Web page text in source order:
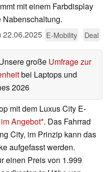
mit einem Farbdisplay
Nabenschaltung.
22.06.2025 E-Mobility Deal
große Umfrage zur
bei Laptops und
2026
mit dem Luxus City E-
im Angebot . Das Fahrrad
City, im Prinzip kann das
aufgefasst werden.
einen Preis von 1.999